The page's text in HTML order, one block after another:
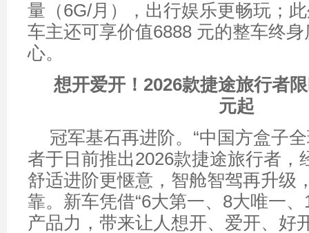
量（6G/月），出行娱乐更畅玩；
车主还可享价值6888 元的整车终
心。
想开爱开！2026款捷途旅行者
元起
冠军基石再进阶。“中国方盒子
者于日前推出2026款捷途旅行者，
舒适进阶更惬意，智舱智驾再升级
靠。新车凭借“6大第一、8大唯一
产品力，带来让人想开、爱开、好